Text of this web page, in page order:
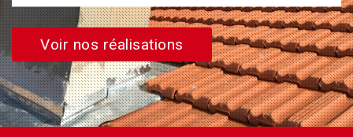
Voir nos réalisations